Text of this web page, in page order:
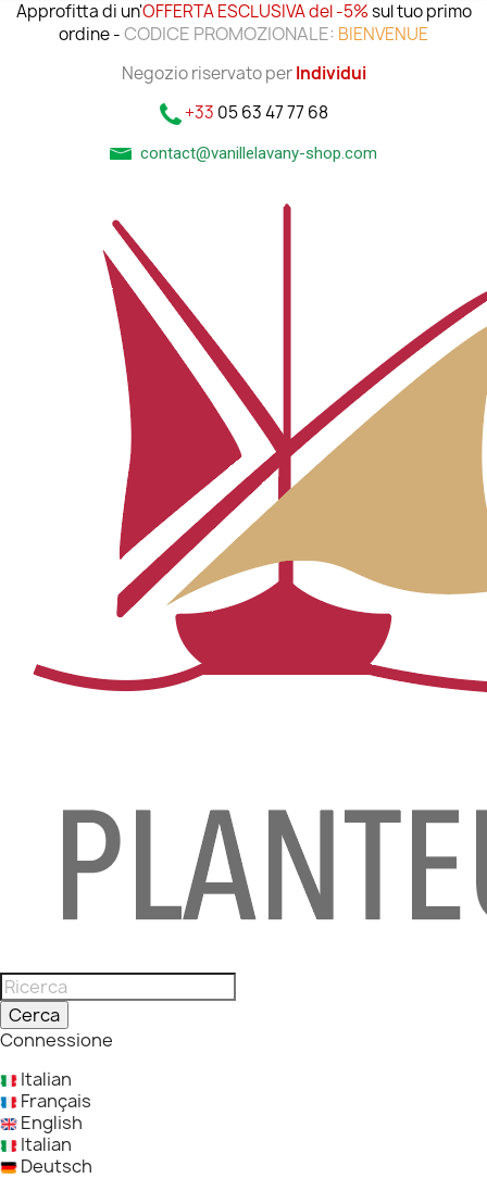
Approfitta di un'OFFERTA ESCLUSIVA del -5%sul tuo primo
ordine -CODICE PROMOZIONALE: BIENVENUE
Negozio riservato perIndividui
+33 05 63 47 77 68
contact@vanillelavany-shop.com
Cerca
Connessione
Italian
Français
English
Italian
Deutsch